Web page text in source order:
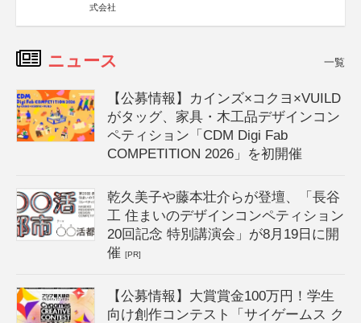
式会社
ニュース 一覧
【公募情報】カインズ×コクヨ×VUILD
がタッグ、家具・木工品デザインコン
ペティション「CDM Digi Fab
COMPETITION 2026」を初開催
乾久美子や藤本壮介らが登壇、「長谷
工 住まいのデザインコンペティション
20回記念 特別講演会」が8月19日に開
催[PR]
【公募情報】大賞賞金100万円！学生
向け創作コンテスト「サイゲームス ク